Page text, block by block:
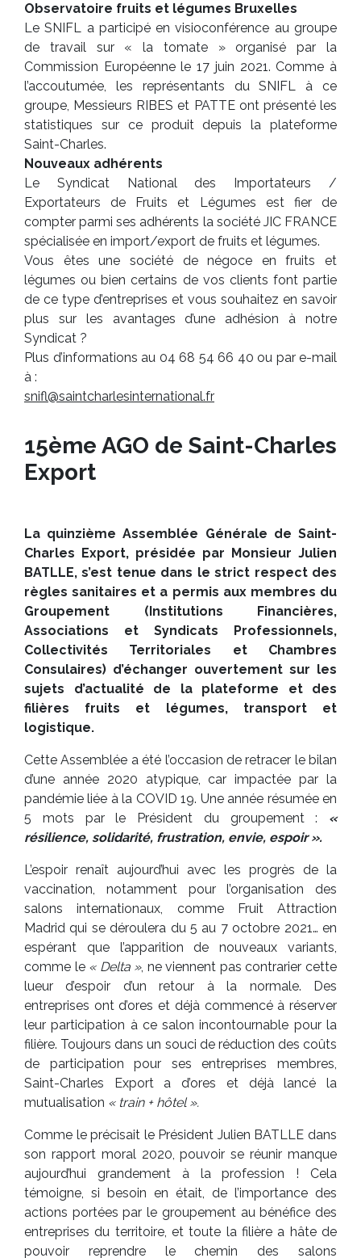
Observatoire fruits et légumes Bruxelles
Le SNIFL a participé en visioconférence au groupe
de travail sur « la tomate » organisé par la
Commission Européenne le 17 juin 2021. Comme à
l’accoutumée, les représentants du SNIFL à ce
groupe, Messieurs RIBES et PATTE ont présenté les
statistiques sur ce produit depuis la plateforme
Saint-Charles.
Nouveaux adhérents
Le Syndicat National des Importateurs /
Exportateurs de Fruits et Légumes est fier de
compter parmi ses adhérents la société JIC FRANCE
spécialisée en import/export de fruits et légumes.
Vous êtes une société de négoce en fruits et
légumes ou bien certains de vos clients font partie
de ce type d’entreprises et vous souhaitez en savoir
plus sur les avantages d’une adhésion à notre
Syndicat ?
Plus d’informations au 04 68 54 66 40 ou par e-mail
à :
snifl@saintcharlesinternational.fr
15ème AGO de Saint-Charles
Export
La quinzième Assemblée Générale de Saint-
Charles Export, présidée par Monsieur Julien
BATLLE, s’est tenue dans le strict respect des
règles sanitaires et a permis aux membres du
Groupement (Institutions Financières,
Associations et Syndicats Professionnels,
Collectivités Territoriales et Chambres
Consulaires) d’échanger ouvertement sur les
sujets d’actualité de la plateforme et des
filières fruits et légumes, transport et
logistique.
Cette Assemblée a été l’occasion de retracer le bilan
d’une année 2020 atypique, car impactée par la
pandémie liée à la COVID 19. Une année résumée en
5 mots par le Président du groupement : «
résilience, solidarité, frustration, envie, espoir ».
L’espoir renaît aujourd’hui avec les progrès de la
vaccination, notamment pour l’organisation des
salons internationaux, comme Fruit Attraction
Madrid qui se déroulera du 5 au 7 octobre 2021… en
espérant que l’apparition de nouveaux variants,
comme le « Delta », ne viennent pas contrarier cette
lueur d’espoir d’un retour à la normale. Des
entreprises ont d’ores et déjà commencé à réserver
leur participation à ce salon incontournable pour la
filière. Toujours dans un souci de réduction des coûts
de participation pour ses entreprises membres,
Saint-Charles Export a d’ores et déjà lancé la
mutualisation « train + hôtel ».
Comme le précisait le Président Julien BATLLE dans
son rapport moral 2020, pouvoir se réunir manque
aujourd’hui grandement à la profession ! Cela
témoigne, si besoin en était, de l’importance des
actions portées par le groupement au bénéfice des
entreprises du territoire, et toute la filière a hâte de
pouvoir reprendre le chemin des salons